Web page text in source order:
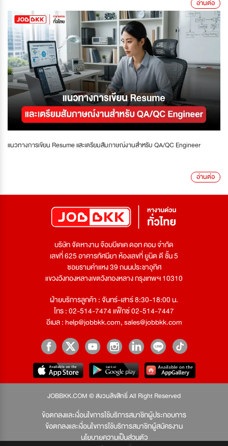
อ่านต่อ
แนวทางการเขียน Resume และเตรียมสัมภาษณ์งานสำหรับ QA/QC Engineer
อ่านต่อ
บริษัท จัดหางาน จ๊อบบีเคเค ดอท คอม จำกัด
เลขที่ 625 อาคารทัศนียา ห้องเลขที่ ยูนิต ดี ชั้น 5
ซอยรามคำแหง 39 ถนนประชาอุทิศ
แขวงวังทองหลางเขตวังทองหลาง กรุงเทพฯ 10310
ฝ่ายบริการลูกค้า : จันทร์-เสาร์ 8:30-18:00 น.
โทร : 02-514-7474 แฟ็กซ์ 02-514-7447
อีเมล :help@jobbkk.com,sales@jobbkk.com
JOBBKK.COM © สงวนลิขสิทธิ์ All Right Reserved
ข้อตกลงและเงื่อนไขการใช้บริการสมาชิกผู้ประกอบการ
ข้อตกลงและเงื่อนไขการใช้บริการสมาชิกผู้สมัครงาน
นโยบายความเป็นส่วนตัว